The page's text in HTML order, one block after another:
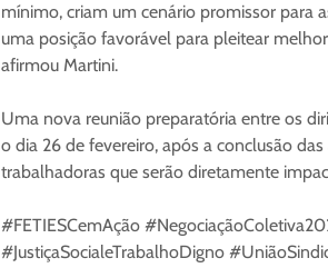
mínimo, criam um cenário promissor para
uma posição favorável para pleitear
afirmou Martini.
Uma nova reunião preparatória entre os
o dia 26 de fevereiro, após a conclusão
trabalhadoras que serão diretamente
#FETIESCemAção
#JustiçaSocialeTrabalhoDigno